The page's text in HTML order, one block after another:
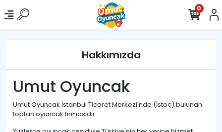
0
Hakkımızda
Umut Oyuncak
Umut Oyuncak İstanbul Ticaret Merkezi'nde (İstoç) bulunan
toptan oyuncak firmasıdır.